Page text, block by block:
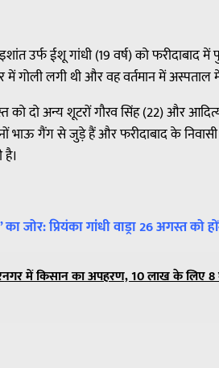
उर्फ ईशू गांधी (19 वर्ष) को फरीदाबाद
गोली लगी थी और वह वर्तमान में अस्पताल में
दो अन्य शूटरों गौरव सिंह (22) और आदित्य
भाऊ गैंग से जुड़े हैं और फरीदाबाद के
का जोर: प्रियंका गांधी वाड्रा 26 अगस्त को
में किसान का अपहरण, 10 लाख के लिए